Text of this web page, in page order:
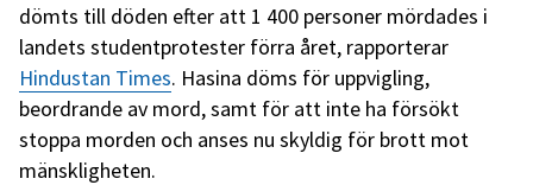
dömts till döden efter att 1 400 personer mördades i
landets studentprotester förra året, rapporterar
Hindustan Times. Hasina döms för uppvigling,
beordrande av mord, samt för att inte ha försökt
stoppa morden och anses nu skyldig för brott mot
mänskligheten.